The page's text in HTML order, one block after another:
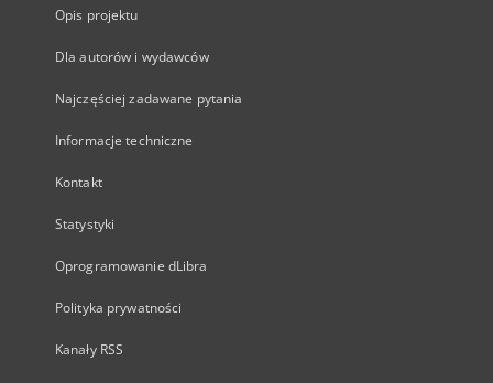
Opis projektu
Dla autorów i wydawców
Najczęściej zadawane pytania
Informacje techniczne
Kontakt
Statystyki
Oprogramowanie dLibra
Polityka prywatności
Kanały RSS